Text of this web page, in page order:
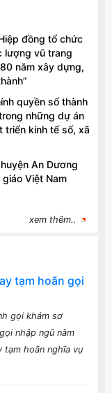
đồng tổ chức
lượng vũ trang
năm xây dựng,
quyền số thành
những dự án
triển kinh tế số, xã
An Dương
Việt Nam
xem thêm..
tạm hoãn gọi
gọi khám sơ
nhập ngũ năm
tạm hoãn nghĩa vụ